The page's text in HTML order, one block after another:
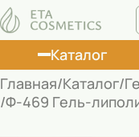
Каталог
Главная Каталог
Ф-469 Гель-